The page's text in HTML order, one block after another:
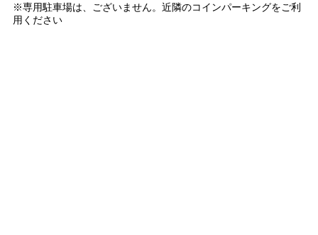
※専用駐車場は、ございません。近隣のコインパーキングをご利
用ください